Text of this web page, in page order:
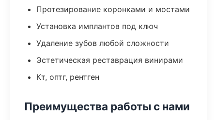
Протезирование коронками и мостами
Установка имплантов под ключ
Удаление зубов любой сложности
Эстетическая реставрация винирами
Кт, оптг, рентген
Преимущества работы с нами